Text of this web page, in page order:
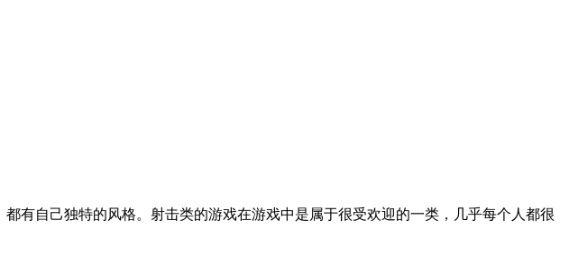
有自己独特的风格。射击类的游戏在游戏中是属于很受欢迎的一类，几乎每个人都很